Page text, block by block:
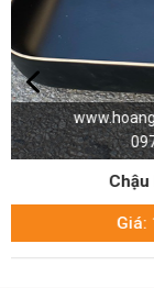
Nhưng việc lựa
gian sử dụng cũng
nặng nên sẽ không
tường) mà sẽ phù
mặt bàn đá. Thông
sử dụng lavabo là
hay còn gọi là công
Vòi sen tắm và vòi
đồng phải đạt từ
gang, hợp kim